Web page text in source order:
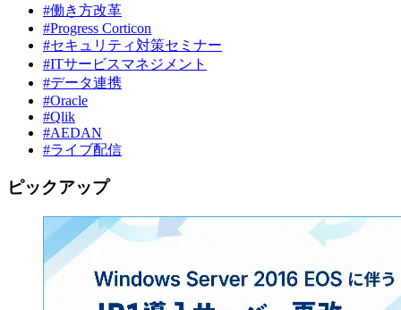
#働き方改革
#Progress Corticon
#セキュリティ対策セミナー
#ITサービスマネジメント
#データ連携
#Oracle
#Qlik
#AEDAN
#ライブ配信
ピックアップ